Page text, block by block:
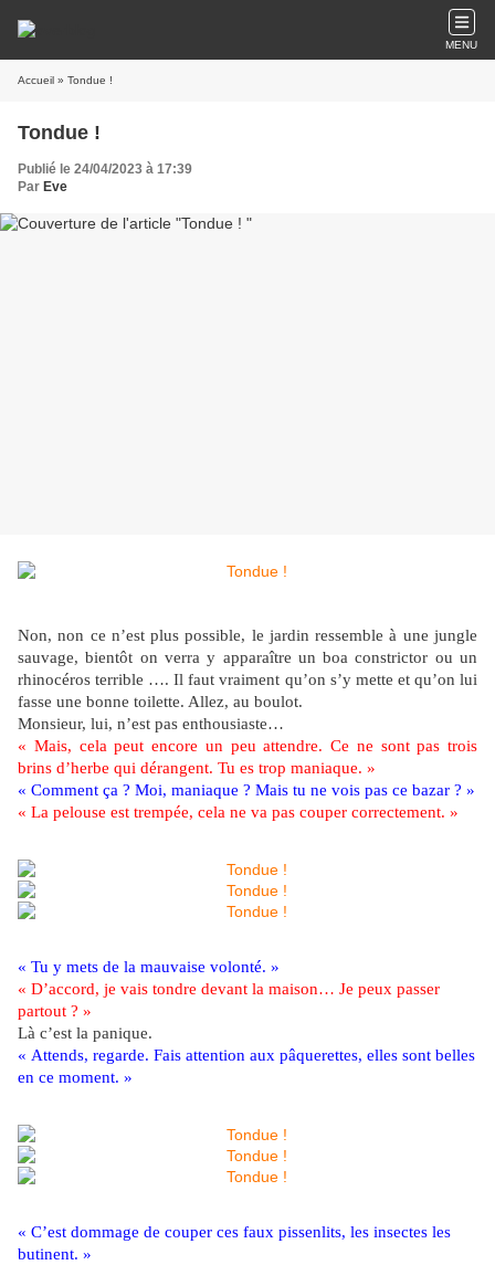
MENU
Accueil » Tondue !
Tondue !
Publié le 24/04/2023 à 17:39
Par Eve
Non, non ce n’est plus possible, le jardin ressemble à une jungle
sauvage, bientôt on verra y apparaître un boa constrictor ou un
rhinocéros terrible …. Il faut vraiment qu’on s’y mette et qu’on lui
fasse une bonne toilette. Allez, au boulot.
Monsieur, lui, n’est pas enthousiaste…
« Mais, cela peut encore un peu attendre. Ce ne sont pas trois
brins d’herbe qui dérangent. Tu es trop maniaque. »
« Comment ça ? Moi, maniaque ? Mais tu ne vois pas ce bazar ? »
« La pelouse est trempée, cela ne va pas couper correctement. »
« Tu y mets de la mauvaise volonté. »
« D’accord, je vais tondre devant la maison… Je peux passer
partout ? »
Là c’est la panique.
« Attends, regarde. Fais attention aux pâquerettes, elles sont belles
en ce moment. »
« C’est dommage de couper ces faux pissenlits, les insectes les
butinent. »